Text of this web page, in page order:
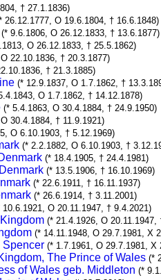
† 27.1.1836)
26.12.1777, O 19.6.1804, † 16.6.1848)
(* 9.6.1806, O 26.12.1833, † 13.6.1877)
O 26.12.1833, † 25.5.1862)
22.10.1836, † 20.3.1877)
† 21.3.1885)
(* 12.9.1837, O 1.7.1862, †
O 1.7.1862, † 14.12.1878)
(* 5.4.1863, O 30.4.1884, † 24.9.1950)
30.4.1884, † 11.9.1921)
O 6.10.1903, † 5.12.1969)
(* 2.2.1882, O 6.10.1903, †
(* 18.4.1905, † 24.4.1981)
(* 13.5.1906, † 16.10.1969)
(* 22.6.1911, † 16.11.1937)
(* 26.6.1914, † 3.11.2001)
10.6.1921, O 20.11.1947, † 9.4.2021)
(* 21.4.1926, O 20.11.1947,
(* 14.11.1948, O 29.7.1981, X
Spencer (* 1.7.1961, O 29.7.1981, X
The Prince of Wales (*
of Wales geb. Middleton (*